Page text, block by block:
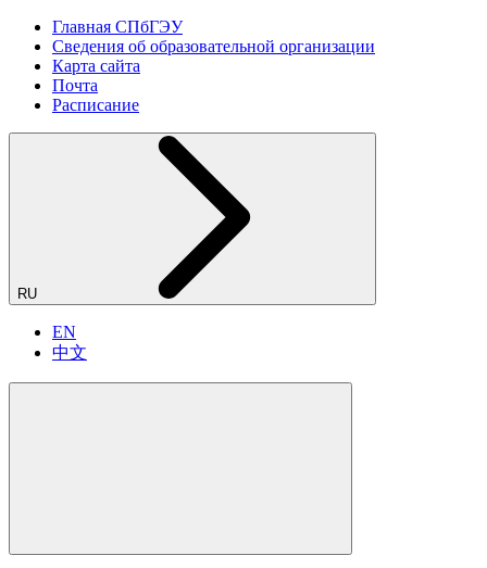
Главная СПбГЭУ
Сведения об образовательной организации
Карта сайта
Почта
Расписание
RU
EN
中文